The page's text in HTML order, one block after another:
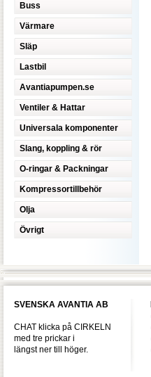
Buss
Värmare
Släp
Lastbil
Avantiapumpen.se
Ventiler & Hattar
Universala komponenter
Slang, koppling & rör
O-ringar & Packningar
Kompressortillbehör
Olja
Övrigt
SVENSKA AVANTIA AB
CHAT klicka på CIRKELN
med tre prickar i
längst ner till höger.